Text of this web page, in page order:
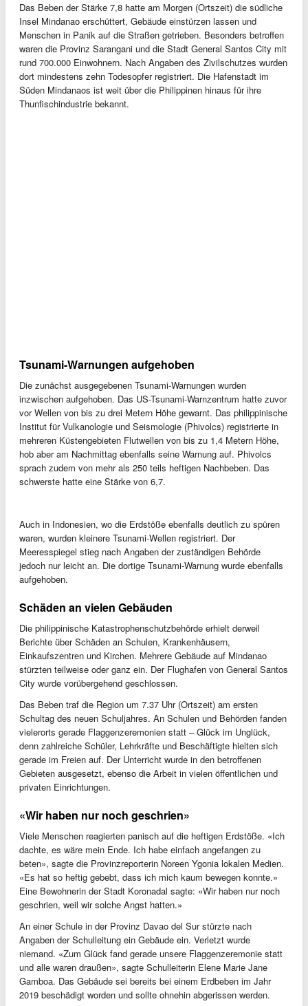
Das Beben der Stärke 7,8 hatte am Morgen (Ortszeit) die südliche
Insel Mindanao erschüttert, Gebäude einstürzen lassen und
Menschen in Panik auf die Straßen getrieben. Besonders betroffen
waren die Provinz Sarangani und die Stadt General Santos City mit
rund 700.000 Einwohnern. Nach Angaben des Zivilschutzes wurden
dort mindestens zehn Todesopfer registriert. Die Hafenstadt im
Süden Mindanaos ist weit über die Philippinen hinaus für ihre
Thunfischindustrie bekannt.
Tsunami-Warnungen aufgehoben
Die zunächst ausgegebenen Tsunami-Warnungen wurden
inzwischen aufgehoben. Das US-Tsunami-Warnzentrum hatte zuvor
vor Wellen von bis zu drei Metern Höhe gewarnt. Das philippinische
Institut für Vulkanologie und Seismologie (Phivolcs) registrierte in
mehreren Küstengebieten Flutwellen von bis zu 1,4 Metern Höhe,
hob aber am Nachmittag ebenfalls seine Warnung auf. Phivolcs
sprach zudem von mehr als 250 teils heftigen Nachbeben. Das
schwerste hatte eine Stärke von 6,7.
Auch in Indonesien, wo die Erdstöße ebenfalls deutlich zu spüren
waren, wurden kleinere Tsunami-Wellen registriert. Der
Meeresspiegel stieg nach Angaben der zuständigen Behörde
jedoch nur leicht an. Die dortige Tsunami-Warnung wurde ebenfalls
aufgehoben.
Schäden an vielen Gebäuden
Die philippinische Katastrophenschutzbehörde erhielt derweil
Berichte über Schäden an Schulen, Krankenhäusern,
Einkaufszentren und Kirchen. Mehrere Gebäude auf Mindanao
stürzten teilweise oder ganz ein. Der Flughafen von General Santos
City wurde vorübergehend geschlossen.
Das Beben traf die Region um 7.37 Uhr (Ortszeit) am ersten
Schultag des neuen Schuljahres. An Schulen und Behörden fanden
vielerorts gerade Flaggenzeremonien statt – Glück im Unglück,
denn zahlreiche Schüler, Lehrkräfte und Beschäftigte hielten sich
gerade im Freien auf. Der Unterricht wurde in den betroffenen
Gebieten ausgesetzt, ebenso die Arbeit in vielen öffentlichen und
privaten Einrichtungen.
«Wir haben nur noch geschrien»
Viele Menschen reagierten panisch auf die heftigen Erdstöße. «Ich
dachte, es wäre mein Ende. Ich habe einfach angefangen zu
beten», sagte die Provinzreporterin Noreen Ygonia lokalen Medien.
«Es hat so heftig gebebt, dass ich mich kaum bewegen konnte.»
Eine Bewohnerin der Stadt Koronadal sagte: «Wir haben nur noch
geschrien, weil wir solche Angst hatten.»
An einer Schule in der Provinz Davao del Sur stürzte nach
Angaben der Schulleitung ein Gebäude ein. Verletzt wurde
niemand. «Zum Glück fand gerade unsere Flaggenzeremonie statt
und alle waren draußen», sagte Schulleiterin Elene Marie Jane
Gamboa. Das Gebäude sei bereits bei einem Erdbeben im Jahr
2019 beschädigt worden und sollte ohnehin abgerissen werden.